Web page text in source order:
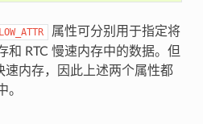
属性可分别用于指定将
和 RTC 慢速内存中的数据。但
速内存，因此上述两个属性都
。